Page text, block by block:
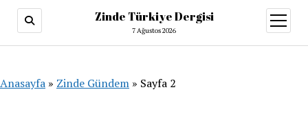
Zinde Türkiye Dergisi
7 Ağustos 2026
aç
Anasayfa » Zinde Gündem » Sayfa 2